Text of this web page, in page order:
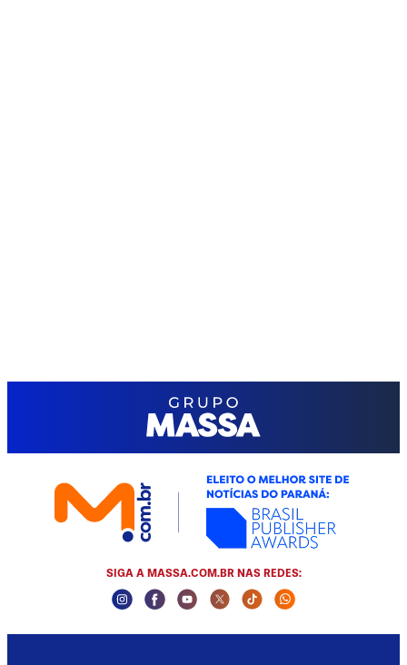
SIGA A MASSA.COM.BR NAS REDES:
Instagram Social Media
Facebook Social Media
Youtube Social Media
Twitter Social Media
Tiktok Social Media
Whatsapp